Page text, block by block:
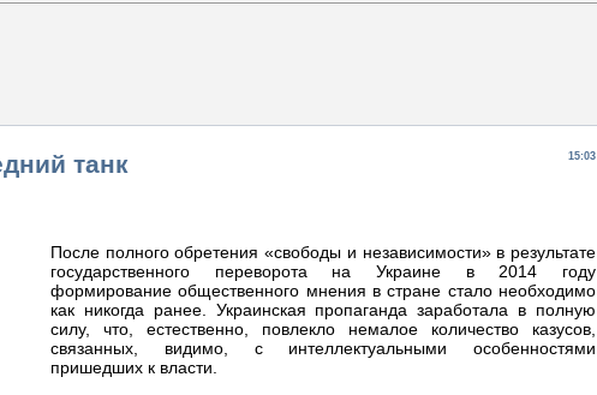
15:03
танк
После полного обретения «свободы и независимости» в результате
государственного переворота на Украине в 2014 году
формирование общественного мнения в стране стало необходимо
как никогда ранее. Украинская пропаганда заработала в полную
силу, что, естественно, повлекло немалое количество казусов,
связанных, видимо, с интеллектуальными особенностями
пришедших к власти.